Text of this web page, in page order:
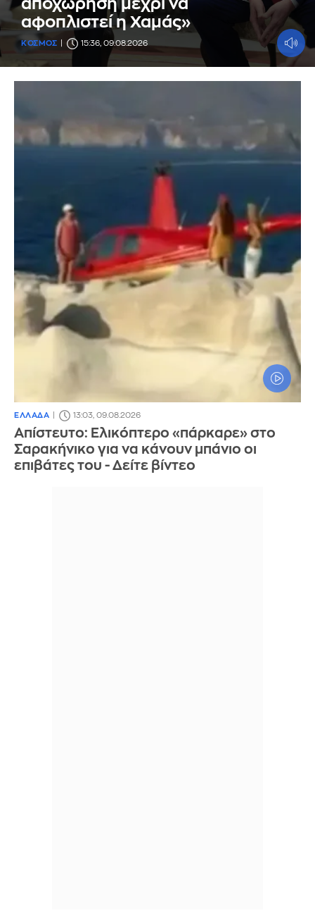
αποχώρηση μέχρι να
αφοπλιστεί η Χαμάς»
ΚΟΣΜΟΣ 15:36, 09.08.2026
ΕΛΛΑΔΑ 13:03, 09.08.2026
Απίστευτο: Ελικόπτερο «πάρκαρε» στο
Σαρακήνικο για να κάνουν μπάνιο οι
επιβάτες του - Δείτε βίντεο